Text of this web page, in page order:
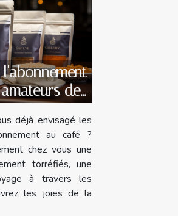
de
déjà envisagé les
au café ?
chez vous une
torréfiés, une
à travers les
les joies de la